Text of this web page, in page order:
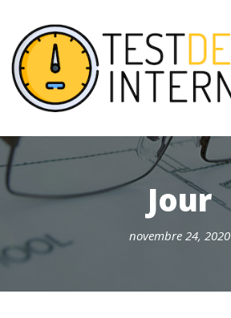
Jour
novembre 24, 2020